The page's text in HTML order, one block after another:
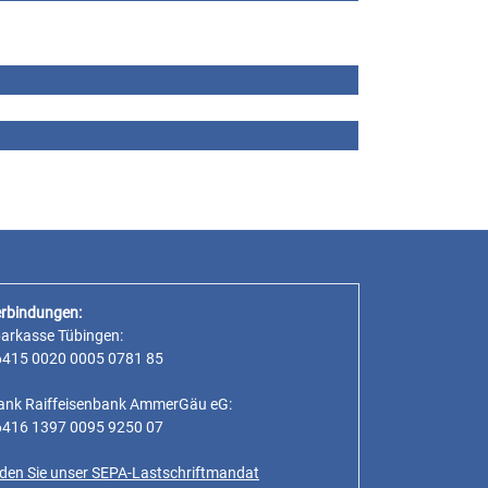
Tübingen:
0020 0005 0781 85
Raiffeisenbank AmmerGäu eG:
1397 0095 9250 07
Sie unser SEPA-Lastschriftmandat